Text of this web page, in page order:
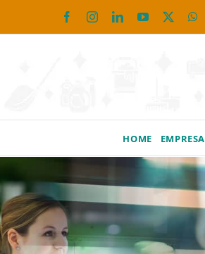
o
FacebookInstagramLinkedInYouTube
HOME EMPRESA